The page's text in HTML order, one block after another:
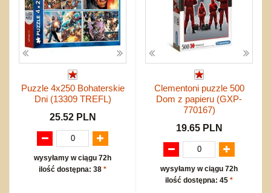
Puzzle 4x250 Bohaterskie
Dni (13309 TREFL)
25.52 PLN
wysyłamy w ciągu 72h
ilość dostępna: 38 *
Clementoni puzzle 500
Dom z papieru (GXP-
770167)
19.65 PLN
wysyłamy w ciągu 72h
ilość dostępna: 45 *